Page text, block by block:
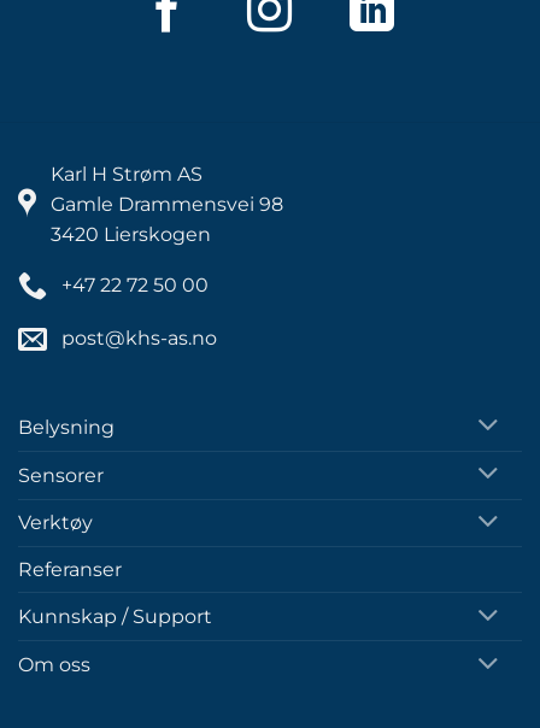
Karl H Strøm AS
Gamle Drammensvei 98
3420 Lierskogen
+47 22 72 50 00
post@khs-as.no
Belysning
Sensorer
Verktøy
Referanser
Kunnskap / Support
Om oss